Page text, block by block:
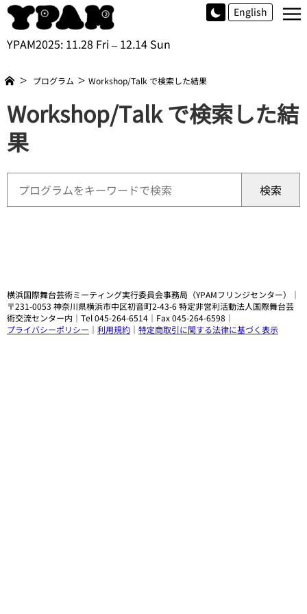
YPAM2025: 11.28 Fri – 12.14 Sun
English ≡
Workshop/Talk で検索した結
果
検索
プログラム Workshop/Talk で検索した結果
横浜国際舞台芸術ミーティング実行委員会事務局（YPAMフリンジセンター）｜
〒231-0053 神奈川県横浜市中区初音町2-43-6 特定非営利活動法人国際舞台芸
術交流センター内｜Tel 045-264-6514｜Fax 045-264-6598｜
プライバシーポリシー ｜ 利用規約 ｜ 特定商取引に関する法律に基づく表示